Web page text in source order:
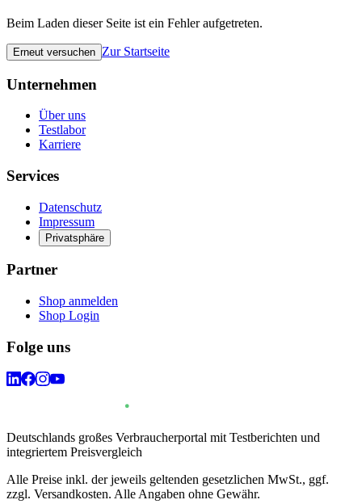
Beim Laden dieser Seite ist ein Fehler aufgetreten.
Erneut versuchen Zur Startseite
Unternehmen
Über uns
Testlabor
Karriere
Services
Datenschutz
Impressum
Privatsphäre
Partner
Shop anmelden
Shop Login
Folge uns
Deutschlands großes Verbraucherportal mit Testberichten und
integriertem Preisvergleich
Alle Preise inkl. der jeweils geltenden gesetzlichen MwSt., ggf.
zzgl. Versandkosten. Alle Angaben ohne Gewähr.